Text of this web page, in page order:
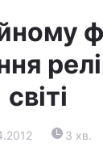
світі
3 хв.